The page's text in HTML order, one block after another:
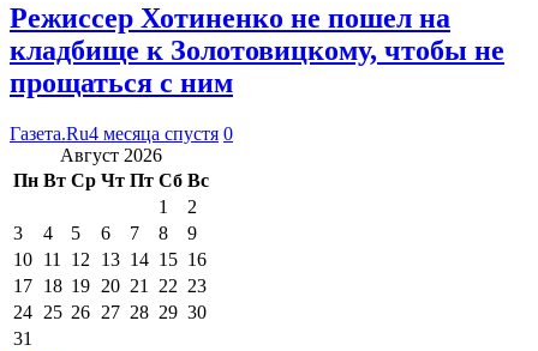
Режиссер Хотиненко не пошел на
кладбище к Золотовицкому, чтобы не
прощаться с ним
Газета.Ru4 месяца спустя 0
Август 2026
Пн Вт Ср Чт Пт Сб Вс
1
2
3
4 5 6 7 8
9
10 11 12 13 14 15 16
17 18 19 20 21 22 23
24 25 26 27 28 29 30
31